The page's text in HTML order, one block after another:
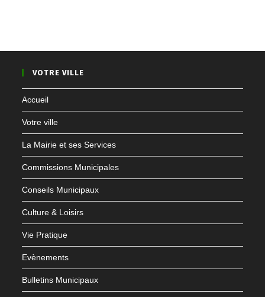
VOTRE VILLE
Accueil
Votre ville
La Mairie et ses Services
Commissions Municipales
Conseils Municipaux
Culture & Loisirs
Vie Pratique
Evènements
Bulletins Municipaux